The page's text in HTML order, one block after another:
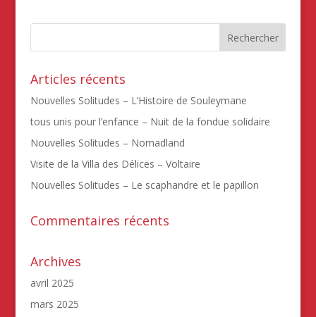
Articles récents
Nouvelles Solitudes – L’Histoire de Souleymane
tous unis pour l’enfance – Nuit de la fondue solidaire
Nouvelles Solitudes – Nomadland
Visite de la Villa des Délices – Voltaire
Nouvelles Solitudes – Le scaphandre et le papillon
Commentaires récents
Archives
avril 2025
mars 2025